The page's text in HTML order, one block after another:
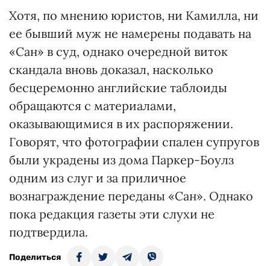
Хотя, по мнению юристов, ни Камилла, ни
ее бывший муж не намерены подавать на
«Сан» в суд, однако очередной виток
скандала вновь доказал, насколько
бесцеремонно английские таблоиды
обращаются с материалами,
оказывающимися в их распоряжении.
Говорят, что фотографии спален супругов
были украдены из дома Паркер-Боулз
одним из слуг и за приличное
вознаграждение переданы «Сан». Однако
пока редакция газеты эти слухи не
подтвердила.
Поделиться